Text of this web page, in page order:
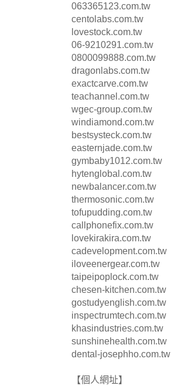
063365123.com.tw
centolabs.com.tw
lovestock.com.tw
06-9210291.com.tw
0800099888.com.tw
dragonlabs.com.tw
exactcarve.com.tw
teachannel.com.tw
wgec-group.com.tw
windiamond.com.tw
bestsysteck.com.tw
easternjade.com.tw
gymbaby1012.com.tw
hytenglobal.com.tw
newbalancer.com.tw
thermosonic.com.tw
tofupudding.com.tw
callphonefix.com.tw
lovekirakira.com.tw
cadevelopment.com.tw
iloveenergear.com.tw
taipeipoplock.com.tw
chesen-kitchen.com.tw
gostudyenglish.com.tw
inspectrumtech.com.tw
khasindustries.com.tw
sunshinehealth.com.tw
dental-josephho.com.tw
【個人網址】